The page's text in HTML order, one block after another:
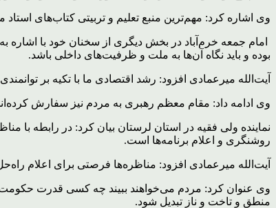
وی اشاره کرد: مهم‌ترین منبع تعلیم و تربیتی کتاب‌های
بوده و باید نگاه آن‌ها به ملت و ظرفیت‌های داخلی باشد.
آیت‌الله میرعمادی افزود: رشد اقتصادی ما با تکیه بر
وی ادامه داد: مقام معظم رهبری به مردم نیز سفارش کرده‌اند
نماینده ولی فقیه در استان لرستان بیان کرد: در رابطه با
روشنگری و اعلام برنامه‌ها است.
آیت‌الله میرعمادی افزود: مناظره‌ها فرصتی برای اعلام
وی عنوان کرد: مردم می‌خواهند ببیند چه کسی قدرت حکومت را
منطق و تاخت و ناز تبدیل شود.